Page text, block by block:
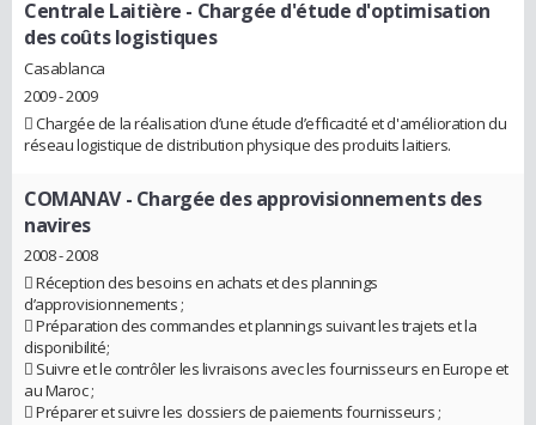
Centrale Laitière - Chargée d'étude d'optimisation
des coûts logistiques
Casablanca
2009 - 2009
 Chargée de la réalisation d’une étude d’efficacité et d'amélioration du
réseau logistique de distribution physique des produits laitiers.
COMANAV- Chargée des approvisionnements des
navires
2008 - 2008
 Réception des besoins en achats et des plannings
d’approvisionnements ;
 Préparation des commandes et plannings suivant les trajets et la
disponibilité;
 Suivre et le contrôler les livraisons avec les fournisseurs en Europe et
au Maroc ;
 Préparer et suivre les dossiers de paiements fournisseurs ;